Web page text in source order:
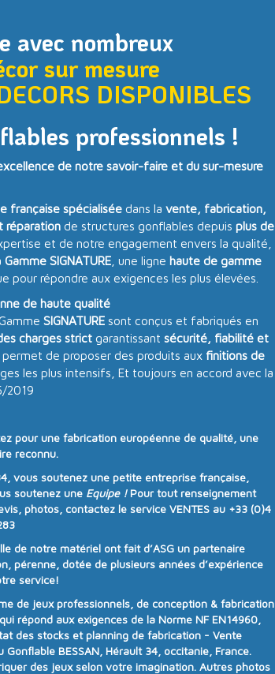
avec nombreux
sur mesure
DISPONIBLES
professionnels !
de notre savoir-faire et du sur-mesure
française spécialisée dans la vente, fabrication,
réparation de structures gonflables depuis plus de
et de notre engagement envers la qualité,
Gamme SIGNATURE , une ligne haute de gamme
pour répondre aux exigences les plus élevées.
de haute qualité
SIGNATURE sont conçus et fabriqués en
charges strict garantissant sécurité, fiabilité et
permet de proposer des produits aux finitions de
les plus intensifs, Et toujours en accord avec la
2019
pour une fabrication européenne de qualité , une
reconnu.
, vous soutenez une petite entreprise française
soutenez une Equipe !Pour tout renseignement
photos, contactez le service VENTES au +33 (0)4
de notre matériel ont fait d’ASG un partenaire
pérenne, dotée de plusieurs années d’expérience
service!
de jeux professionnels, de conception & fabrication
répond aux exigences de la Norme NF EN14960
des stocks et planning de fabrication - Vente
BESSAN, Hérault 34, occitanie, France.
des jeux selon votre imagination. Autres photos